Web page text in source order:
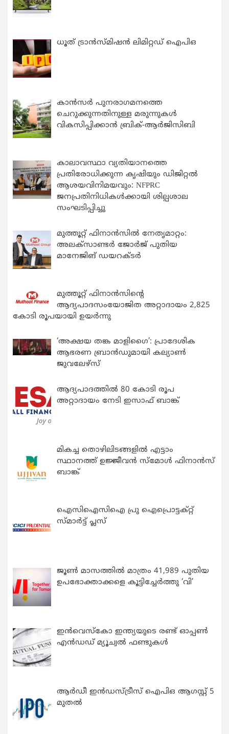
ധൂത് ട്രാൻസ്മിഷൻ ലിമിറ്റഡ് ഐപിഒ
കാന്‍സര്‍ പുനരാഗമനത്തെ
ചെറുക്കുന്നതിനുള്ള മരുന്നുകള്‍
വികസിപ്പിക്കാന്‍ ബ്രിക്-ആര്‍ജിസിബി
കാലാവസ്ഥാ വ്യതിയാനത്തെ
പ്രതിരോധിക്കുന്ന കൃഷിയും ഡിജിറ്റൽ
ആശയവിനിമയവും: NFPRC
ജനപ്രതിനിധികൾക്കായി ശില്പശാല
സംഘടിപ്പിച്ചു
മുത്തൂറ്റ് ഫിനാൻസിൽ നേതൃമാറ്റം:
അലക്സാണ്ടർ ജോർജ് പുതിയ
മാനേജിങ് ഡയറക്ടർ
മുത്തൂറ്റ് ഫിനാൻസിന്റെ
ആദ്യപാദസംയോജിത അറ്റാദായം 2,825
കോടി രൂപയായി ഉയർന്നു
‘അക്ഷയ തങ്ക മാളിഗൈ’: പ്രാദേശിക
ആഭരണ ബ്രാന്‍ഡുമായി കല്യാണ്‍
ജുവലേഴ്‌സ്
ആദ്യപാദത്തിൽ 80 കോടി രൂപ
അറ്റാദായം നേടി ഇസാഫ് ബാങ്ക്
മികച്ച തൊഴിലിടങ്ങളിൽ എട്ടാം
സ്ഥാനത്ത് ഉജ്ജീവൻ സ്മോൾ ഫിനാൻസ്
ബാങ്ക്
ഐസിഐസിഐ പ്രു ഐപ്രൊട്ടക്റ്റ്
സ്മാർട്ട് പ്ലസ്
ജൂൺ മാസത്തിൽ മാത്രം 41,989 പുതിയ
ഉപഭോക്താക്കളെ കൂട്ടിച്ചേർത്തു ‘വി’
ഇന്‍വെസ്കോ ഇന്ത്യയുടെ രണ്ട് ഓപ്പണ്‍
എന്‍ഡഡ് മ്യൂച്വല്‍ ഫണ്ടുകള്‍
ആർഡീ ഇൻഡസ്ട്രീസ് ഐപിഒ ആഗസ്റ്റ് 5
മുതൽ